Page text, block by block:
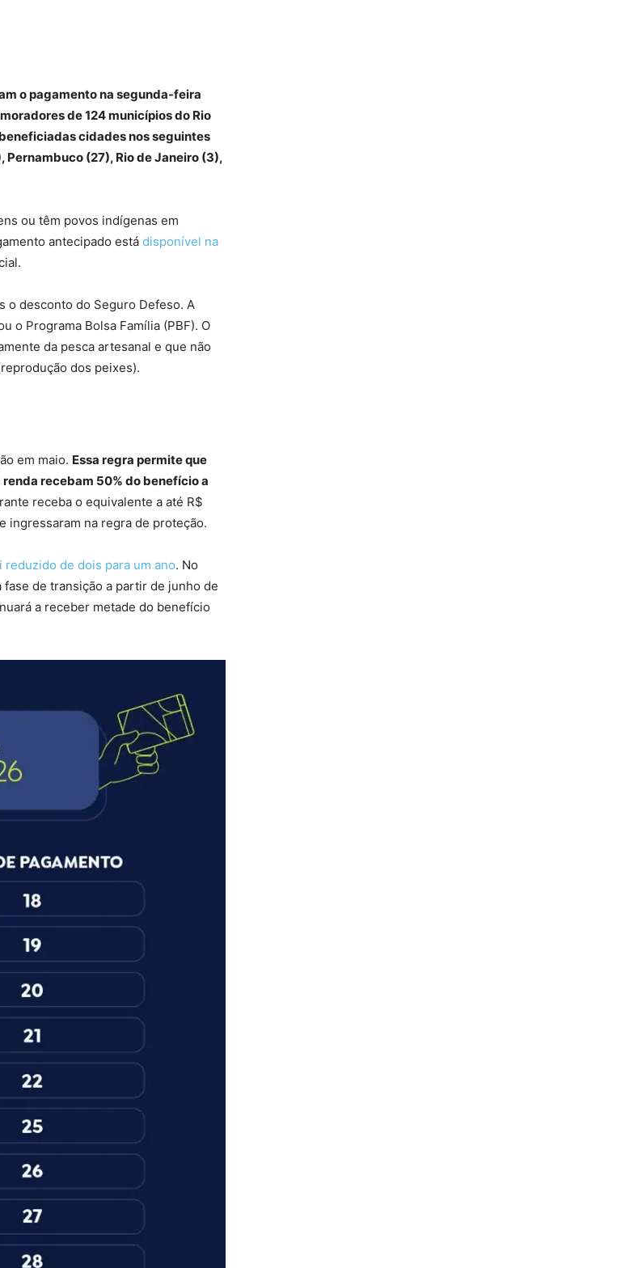
o pagamento na segunda-feira
de 124 municípios do Rio
cidades nos seguintes
Pernambuco (27), Rio de Janeiro (3),
ou têm povos indígenas em
antecipado está disponível na
o desconto do Seguro Defeso. A
o Programa Bolsa Família (PBF). O
da pesca artesanal e que não
dos peixes).
em maio. Essa regra permite que
recebam 50% do benefício a
receba o equivalente a até R$
ingressaram na regra de proteção.
reduzido de dois para um ano. No
de transição a partir de junho de
a receber metade do benefício